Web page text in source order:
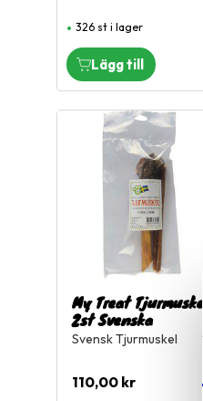
326 st i lager
My Treat Tjurmuskel
2st Svenska
Svensk Tjurmuskel
110,00 kr